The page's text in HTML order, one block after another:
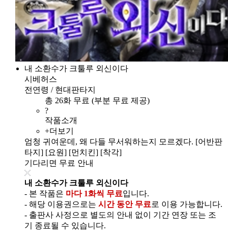
내 소환수가 크툴루 외신이다
시베허스
전연령 / 현대판타지
총 26화 무료 (부분 무료 제공)
?
작품소개
+더보기
엄청 귀여운데, 왜 다들 무서워하는지 모르겠다. [어반판
타지] [요원] [먼치킨] [착각]
기다리면 무료 안내
내 소환수가 크툴루 외신이다
- 본 작품은 마다 1화씩 무료입니다.
- 해당 이용권으로는 시간 동안 무료 로 이용 가능합니다.
- 출판사 사정으로 별도의 안내 없이 기간 연장 또는 조
기 종료될 수 있습니다.